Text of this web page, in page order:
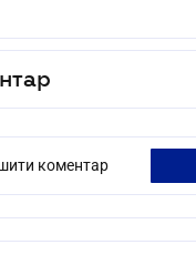
коментар